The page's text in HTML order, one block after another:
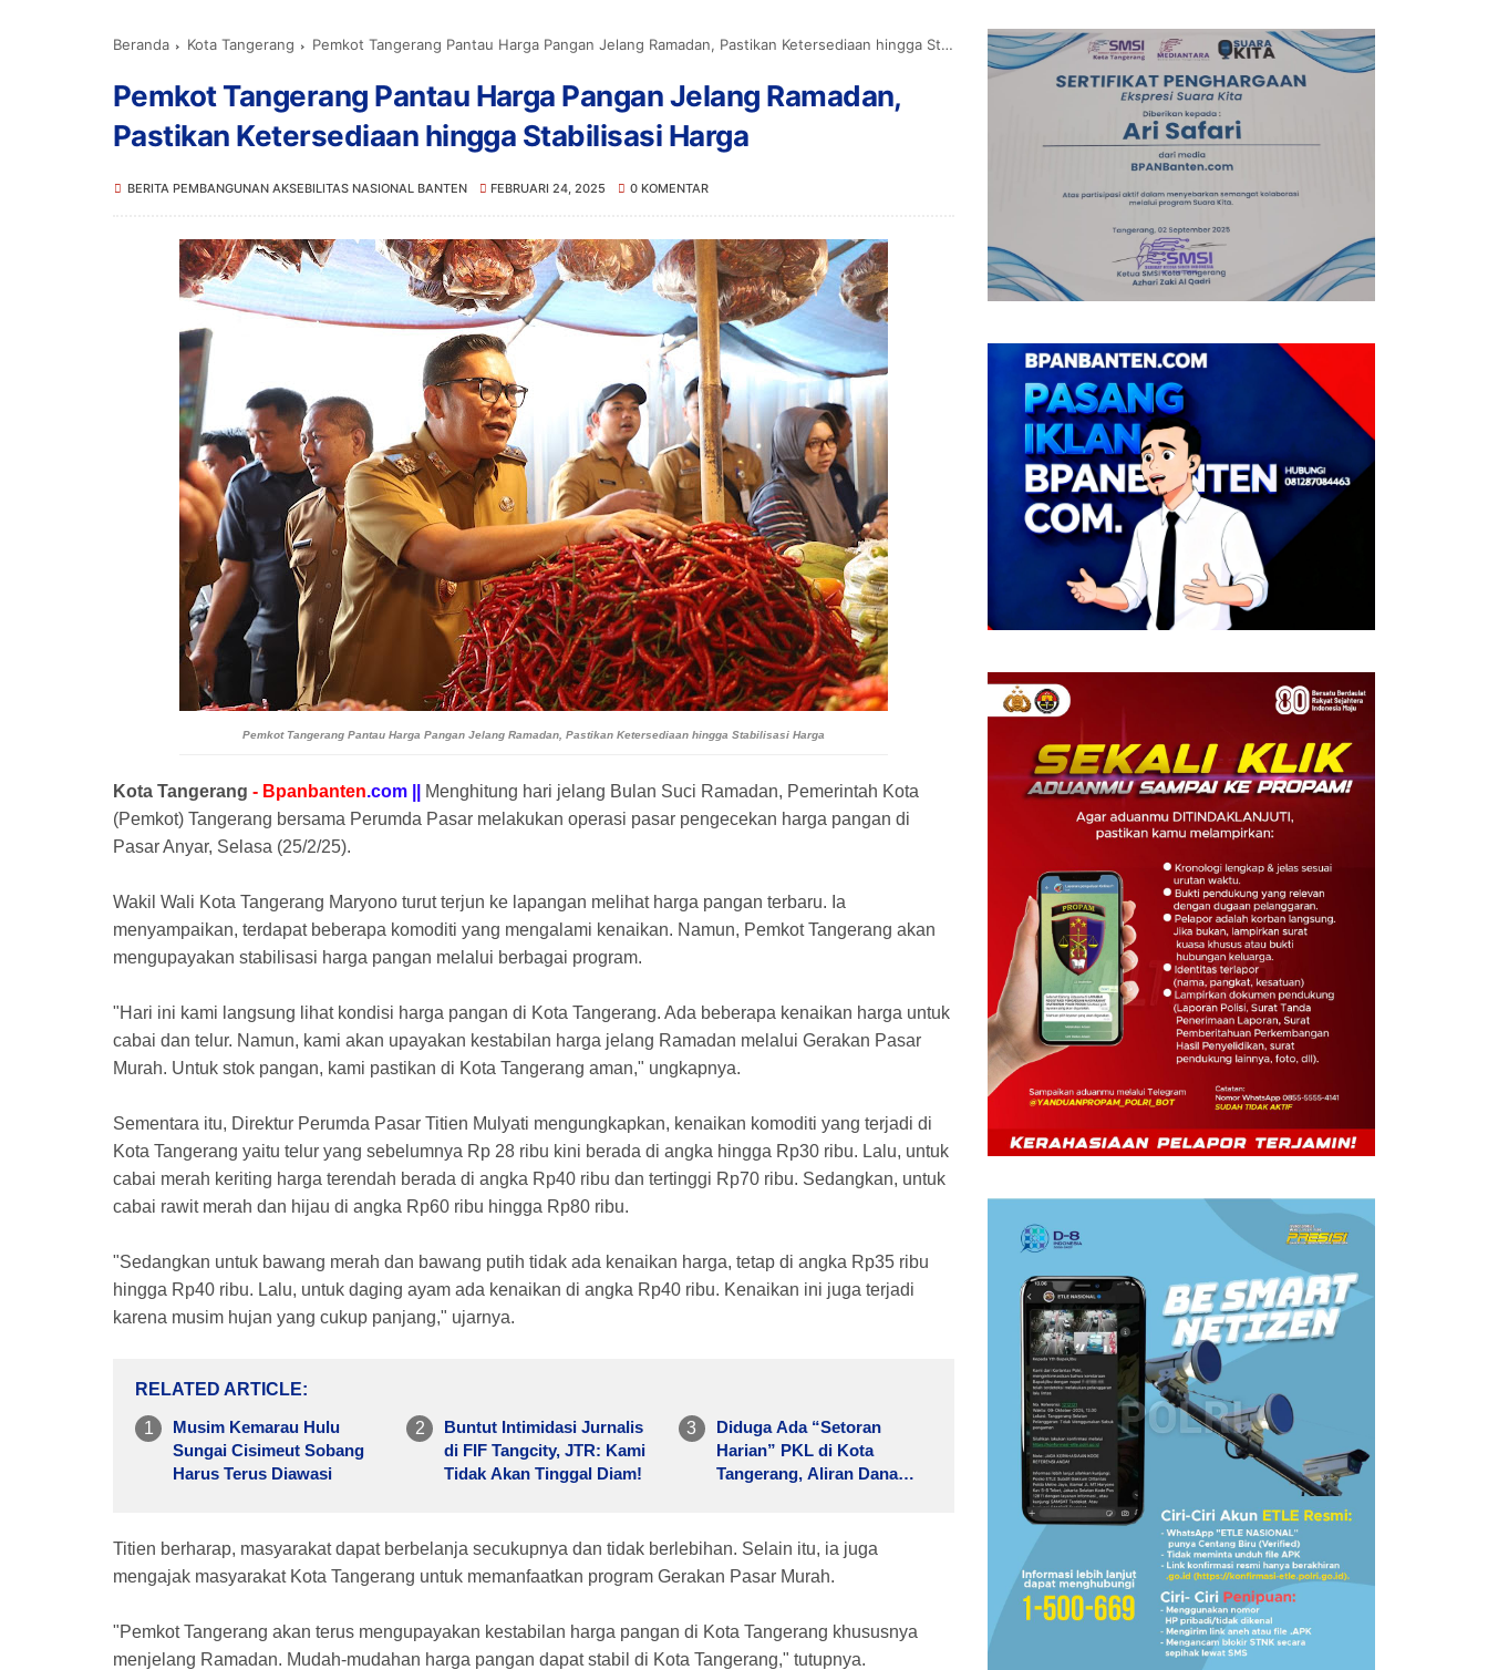
Beranda Kota Tangerang Pemkot Tangerang Pantau Harga Pangan Jelang Ramadan, Pastikan Ketersediaan hingga Stabilisasi Harga
Pemkot Tangerang Pantau Harga Pangan Jelang Ramadan,
Pastikan Ketersediaan hingga Stabilisasi Harga
BERITA PEMBANGUNAN AKSEBILITAS NASIONAL BANTEN FEBRUARI 24, 2025 0 KOMENTAR
Pemkot Tangerang Pantau Harga Pangan Jelang Ramadan, Pastikan Ketersediaan hingga Stabilisasi Harga
Kota Tangerang - Bpanbanten.com ||
Menghitung hari jelang Bulan Suci Ramadan, Pemerintah Kota
(Pemkot) Tangerang bersama Perumda Pasar melakukan operasi pasar pengecekan harga pangan di
Pasar Anyar, Selasa (25/2/25).
Wakil Wali Kota Tangerang Maryono turut terjun ke lapangan melihat harga pangan terbaru. Ia
menyampaikan, terdapat beberapa komoditi yang mengalami kenaikan. Namun, Pemkot Tangerang akan
mengupayakan stabilisasi harga pangan melalui berbagai program.
"Hari ini kami langsung lihat kondisi harga pangan di Kota Tangerang. Ada beberapa kenaikan harga untuk
cabai dan telur. Namun, kami akan upayakan kestabilan harga jelang Ramadan melalui Gerakan Pasar
Murah. Untuk stok pangan, kami pastikan di Kota Tangerang aman," ungkapnya.
Sementara itu, Direktur Perumda Pasar Titien Mulyati mengungkapkan, kenaikan komoditi yang terjadi di
Kota Tangerang yaitu telur yang sebelumnya Rp 28 ribu kini berada di angka hingga Rp30 ribu. Lalu, untuk
cabai merah keriting harga terendah berada di angka Rp40 ribu dan tertinggi Rp70 ribu. Sedangkan, untuk
cabai rawit merah dan hijau di angka Rp60 ribu hingga Rp80 ribu.
"Sedangkan untuk bawang merah dan bawang putih tidak ada kenaikan harga, tetap di angka Rp35 ribu
hingga Rp40 ribu. Lalu, untuk daging ayam ada kenaikan di angka Rp40 ribu. Kenaikan ini juga terjadi
karena musim hujan yang cukup panjang," ujarnya.
RELATED ARTICLE
Musim Kemarau Hulu
Sungai Cisimeut Sobang
Harus Terus Diawasi
Buntut Intimidasi Jurnalis
di FIF Tangcity, JTR: Kami
Tidak Akan Tinggal Diam!
Diduga Ada “Setoran
Harian” PKL di Kota
Tangerang, Aliran Dana
Titien berharap, masyarakat dapat berbelanja secukupnya dan tidak berlebihan. Selain itu, ia juga
mengajak masyarakat Kota Tangerang untuk memanfaatkan program Gerakan Pasar Murah.
"Pemkot Tangerang akan terus mengupayakan kestabilan harga pangan di Kota Tangerang khususnya
menjelang Ramadan. Mudah-mudahan harga pangan dapat stabil di Kota Tangerang," tutupnya.